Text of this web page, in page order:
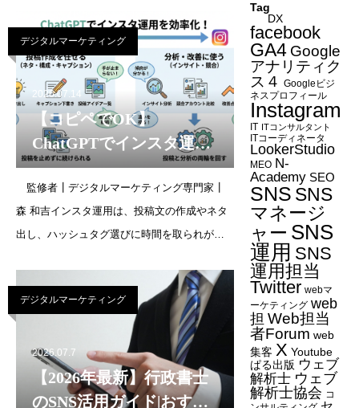
やセンスで決まるわけではありません。イン
スタのアルゴリズムが「どんな投稿を評価す
るか」という仕組みが
デジタルマーケティング
2026.07.14
【コピペでOK】
ChatGPTでインスタ運用
を効率化する方法！その
まま使えるプロンプト例
と成果を出すコツを解説
監修者┃デジタルマーケティング専門家┃
森 和吉インスタ運用は、投稿文の作成やネタ
出し、ハッシュタグ選びに時間を取られがち
きく効率化できます。ただし、丸投げして出
てきた文章をそのまま貼るだけでは「AI臭
デジタルマーケティング
2026.07.7
【2026年最新】行政書士
のSNS活用ガイド|おすす
Tag
DX
facebook
GA4 Google
アナリティク
ス４
Googleビジ
ネスプロフィール
Instagram
IT ITコンサルタント
ITコーディネータ
LookerStudio
MEO N-
Academy SEO
SNS SNS
マネージ
ャー SNS
運用 SNS
運用担当
Twitter webマ
ーケティング web
担 Web担当
者Forum web
集客 X Youtube
ぱる出版 ウェブ
解析士 ウェブ
解析士協会 コ